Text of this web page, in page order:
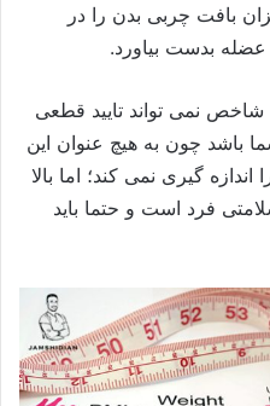
بافت چربی بدن را در
بدست بیاورد.
نمی تواند تایید قطعی
باشد چون به هیچ عنوان این
گیری نمی کند؛ اما بالا
فرد است و حتما باید